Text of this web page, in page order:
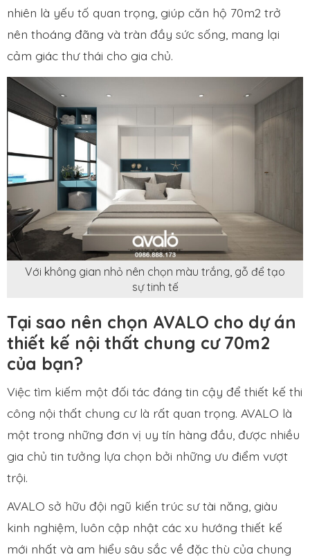
nhiên là yếu tố quan trọng, giúp căn hộ 70m2 trở
nên thoáng đãng và tràn đầy sức sống, mang lại
cảm giác thư thái cho gia chủ.
Với không gian nhỏ nên chọn màu trắng, gỗ để tạo
sự tinh tế
Tại sao nên chọn AVALO cho dự án
thiết kế nội thất chung cư 70m2
của bạn?
Việc tìm kiếm một đối tác đáng tin cậy để thiết kế thi
công nội thất chung cư là rất quan trọng. AVALO là
một trong những đơn vị uy tín hàng đầu, được nhiều
gia chủ tin tưởng lựa chọn bởi những ưu điểm vượt
trội.
AVALO sở hữu đội ngũ kiến trúc sư tài năng, giàu
kinh nghiệm, luôn cập nhật các xu hướng thiết kế
mới nhất và am hiểu sâu sắc về đặc thù của chung